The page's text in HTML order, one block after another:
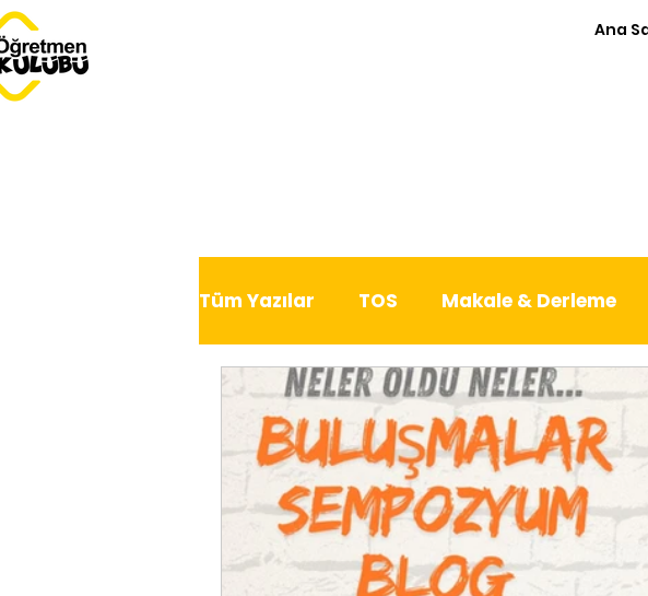
Ana
Tüm Yazılar TOS Makale & Derleme
Dersimiz Dünya Serbest Kürsü
Bu Ay Öğretmen Kulübü'nde Patika
Kulüp'ten Sesler GePeTo Usta